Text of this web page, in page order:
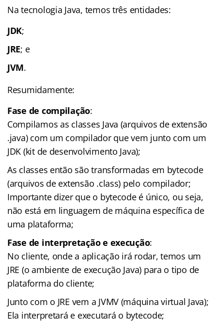
Na tecnologia Java, temos três entidades:
JDK;
JRE; e
JVM.
Resumidamente:
Fase de compilação:
Compilamos as classes Java (arquivos de extensão
.java) com um compilador que vem junto com um
JDK (kit de desenvolvimento Java);
As classes então são transformadas em bytecode
(arquivos de extensão .class) pelo compilador;
Importante dizer que o bytecode é único, ou seja,
não está em linguagem de máquina específica de
uma plataforma;
Fase de interpretação e execução:
No cliente, onde a aplicação irá rodar, temos um
JRE (o ambiente de execução Java) para o tipo de
plataforma do cliente;
Junto com o JRE vem a JVMV (máquina virtual Java);
Ela interpretará e executará o bytecode;